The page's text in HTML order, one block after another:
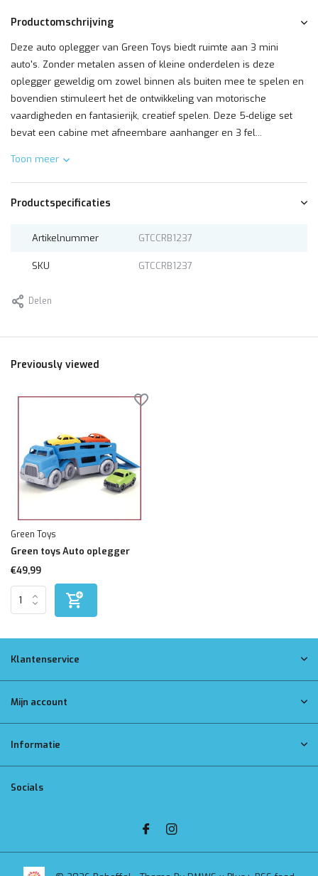
Productomschrijving
Deze auto oplegger van Green Toys biedt ruimte aan 3 mini
auto's. Zonder metalen assen of kleine onderdelen is deze
oplegger geweldig om zowel binnen als buiten mee te spelen en
bovendien stimuleert het de ontwikkeling van motorische
vaardigheden en fantasierijk, creatief spelen. Deze 5-delige set
bevat een cabine met afneembare aanhanger en 3 fel...
Toon meer
Productspecificaties
Artikelnummer GTCCRB1237
SKU GTCCRB1237
Delen
Previously viewed
Green Toys
Green toys Auto oplegger
€49,99
Klantenservice
Mijn account
Informatie
Socials